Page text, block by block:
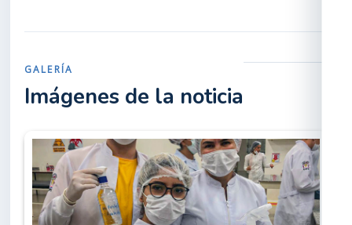
GALERÍA
Imágenes de la noticia